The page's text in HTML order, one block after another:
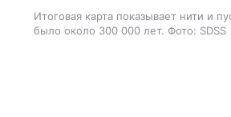
Итоговая карта показывает нити и
было около 300 000 лет. Фото: SDSS